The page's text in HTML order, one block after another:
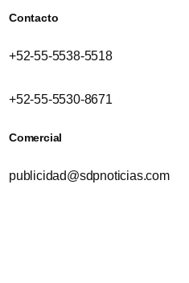
Contacto
+52-55-5538-5518
+52-55-5530-8671
Comercial
publicidad@sdpnoticias.com